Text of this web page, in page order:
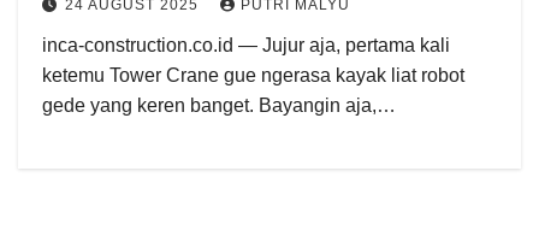
24 AUGUST 2025 PUTRI MALYU
inca-construction.co.id — Jujur aja, pertama kali
ketemu Tower Crane gue ngerasa kayak liat robot
gede yang keren banget. Bayangin aja,…